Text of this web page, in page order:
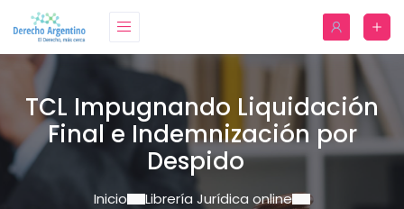
TCL Impugnando Liquidación
Final e Indemnización por
Despido
Inicio
Librería Jurídica online